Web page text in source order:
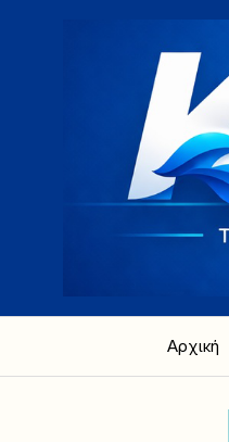
Αρχική